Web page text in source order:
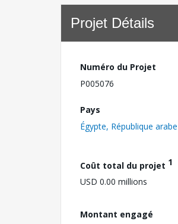
Projet Détails
Numéro du Projet
P005076
Pays
Égypte, République arabe
Coût total du projet 1
USD 0.00 millions
Montant engagé